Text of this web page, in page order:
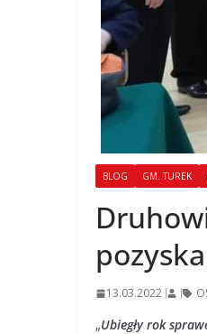
BLOG GM. TUREK
13.03.2022
„Ubiegły rok